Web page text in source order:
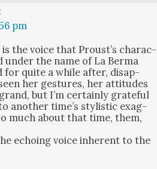
pm
the voice that Proust’s char­ac­
under the name of La Berma
for quite a while after, dis­ap­
her ges­tures, her atti­tudes
but I’m cer­tain­ly grate­ful
anoth­er time’s styl­is­tic exag­
much about that time, them,
echo­ing voice inher­ent to the